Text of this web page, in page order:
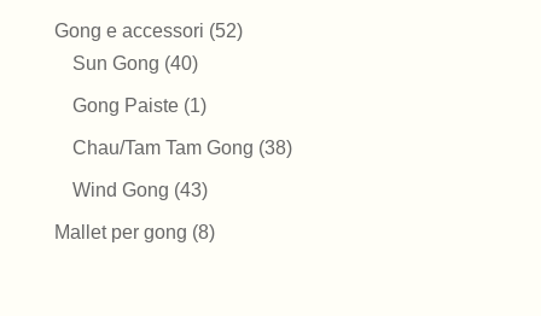
Gong e accessori 5252
Sun Gong 4040
prodotti
Gong Paiste 11
prodotto
Chau/Tam Tam Gong 3838
Wind Gong 4343
prodotti
Mallet per gong 88